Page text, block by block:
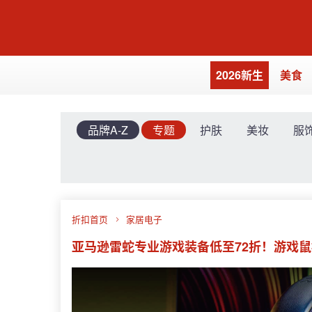
2026新生 美食
品牌A-Z 专题 护肤 美妆 服
折扣首页 家居电子
亚马逊雷蛇专业游戏装备低至72折！游戏